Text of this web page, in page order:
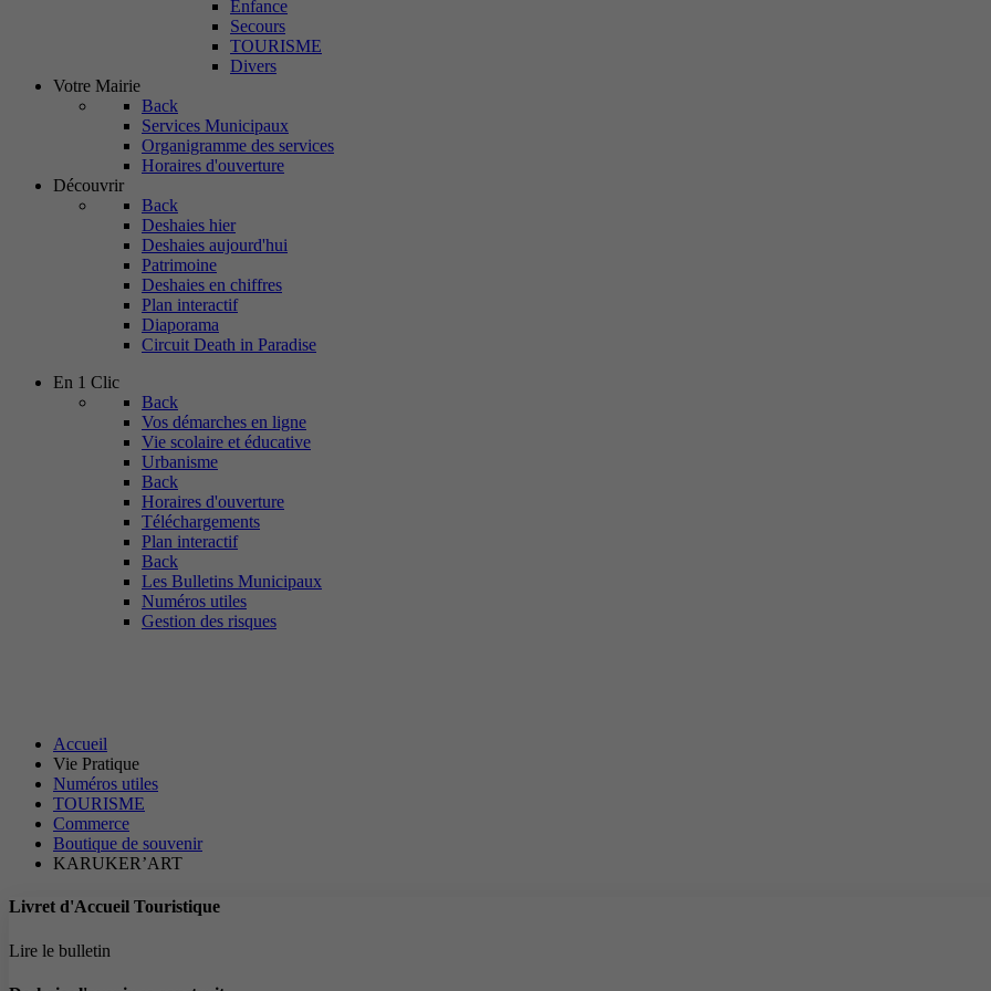
Enfance
Secours
TOURISME
Divers
Votre Mairie
Back
Services Municipaux
Organigramme des services
Horaires d'ouverture
Découvrir
Back
Deshaies hier
Deshaies aujourd'hui
Patrimoine
Deshaies en chiffres
Plan interactif
Diaporama
Circuit Death in Paradise
En 1 Clic
Back
Vos démarches en ligne
Vie scolaire et éducative
Urbanisme
Back
Horaires d'ouverture
Téléchargements
Plan interactif
Back
Les Bulletins Municipaux
Numéros utiles
Gestion des risques
Accueil
Vie Pratique
Numéros utiles
TOURISME
Commerce
Boutique de souvenir
KARUKER’ART
Livret d'Accueil Touristique
Lire le bulletin